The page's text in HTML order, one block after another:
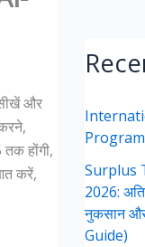
सीखें और
होंगी,
करें,
Program :
Surplus
2026:
नुकसान
Guide)